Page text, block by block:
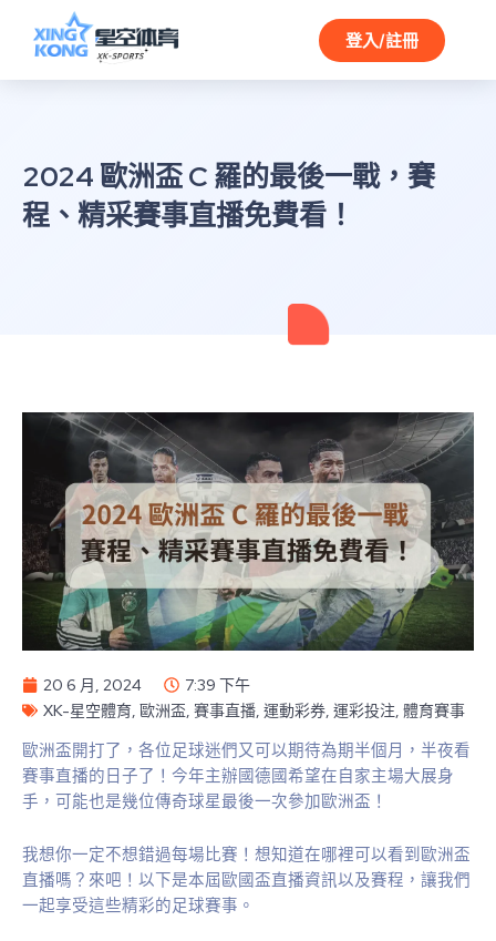
登入/註冊
2024 歐洲盃 C 羅的最後一戰，賽
程、精采賽事直播免費看！
20 6 月, 2024
7:39 下午
XK-星空體育 歐洲盃 賽事直播 運動彩券 運彩投注 體育賽事
歐洲盃開打了，各位足球迷們又可以期待為期半個月，半夜看
賽事直播的日子了！今年主辦國德國希望在自家主場大展身
手，可能也是幾位傳奇球星最後一次參加歐洲盃！
我想你一定不想錯過每場比賽！想知道在哪裡可以看到歐洲盃
直播嗎？來吧！以下是本屆歐國盃直播資訊以及賽程，讓我們
一起享受這些精彩的足球賽事。